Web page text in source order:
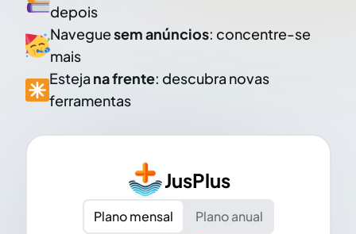
depois
Naveguesem anúncios: concentre-se
mais
Esteja na frente: descubra novas
ferramentas
JusPlus
Plano mensal
Plano anual